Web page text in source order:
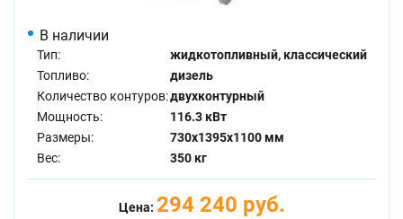
В наличии
Тип:
жидкотопливный, классический
Топливо:
дизель
Количество контуров:двухконтурный
Мощность:
116.3 кВт
Размеры:
730x1395x1100 мм
Вес:
350 кг
Цена: 294 240 руб.